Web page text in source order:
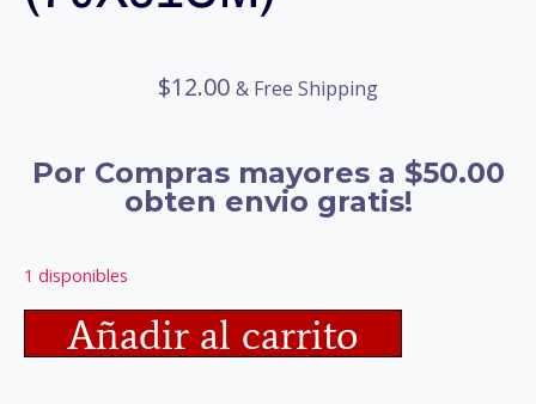
$12.00 & Free Shipping
Por Compras mayores a $50.00
obten envio gratis!
1 disponibles
Añadir al carrito